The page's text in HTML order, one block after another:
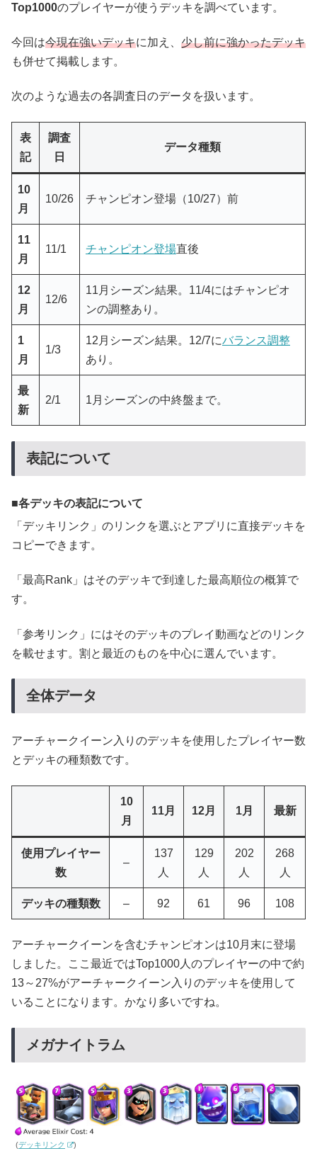
Top1000のプレイヤーが使うデッキを調べています。
今回は今現在強いデッキに加え、 少し前に強かったデッキ
も併せて掲載します。
次のような過去の各調査日のデータを扱います。
表
記
調査
日
データ種類
10
月
10/26 チャンピオン登場（10/27）前
11
月
11/1 チャンピオン登場直後
12
月
12/6
11月シーズン結果。11/4にはチャンピオ
ンの調整あり。
1
月
1/3
12月シーズン結果。12/7にバランス調整
あり。
最
新
2/1 1月シーズンの中終盤まで。
表記について
各デッキの表記について
「デッキリンク」のリンクを選ぶとアプリに直接デッキを
コピーできます。
「最高Rank」はそのデッキで到達した最高順位の概算で
す。
「参考リンク」にはそのデッキのプレイ動画などのリンク
を載せます。割と最近のものを中心に選んでいます。
全体データ
アーチャークイーン入りのデッキを使用したプレイヤー数
とデッキの種類数です。
10
月
11月 12月 1月 最新
使用プレイヤー
数
–
137
人
129
人
202
人
268
人
デッキの種類数 – 92 61 96 108
アーチャークイーンを含むチャンピオンは10月末に登場
しました。ここ最近ではTop1000人のプレイヤーの中で約
13～27%がアーチャークイーン入りのデッキを使用して
いることになります。かなり多いですね。
メガナイトラム
(デッキリンク )